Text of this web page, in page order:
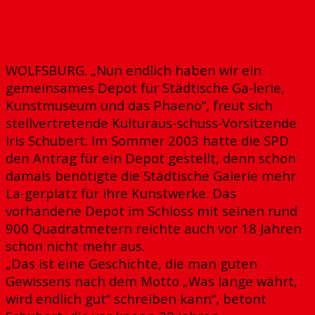
WOLFSBURG. „Nun endlich haben wir ein
gemeinsames Depot für Städtische Ga-lerie,
Kunstmuseum und das Phaeno“, freut sich
stellvertretende Kulturaus-schuss-Vorsitzende
Iris Schubert. Im Sommer 2003 hatte die SPD
den Antrag für ein Depot gestellt, denn schon
damals benötigte die Städtische Galerie mehr
La-gerplatz für ihre Kunstwerke. Das
vorhandene Depot im Schloss mit seinen rund
900 Quadratmetern reichte auch vor 18 Jahren
schon nicht mehr aus.
„Das ist eine Geschichte, die man guten
Gewissens nach dem Motto „Was lange währt,
wird endlich gut“ schreiben kann“, betont